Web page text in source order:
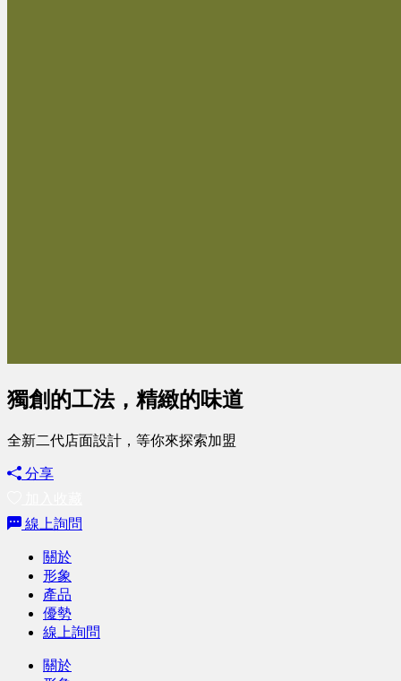
獨創的工法，精緻的味道
全新二代店面設計，等你來探索加盟
分享
線上詢問
關於
形象
產品
優勢
線上詢問
關於